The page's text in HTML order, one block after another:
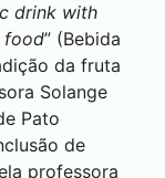
drink with
food” (Bebida
da fruta
Solange
Pato
de
professora